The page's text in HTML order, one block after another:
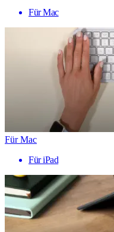
Für Mac
Für Mac
Für iPad